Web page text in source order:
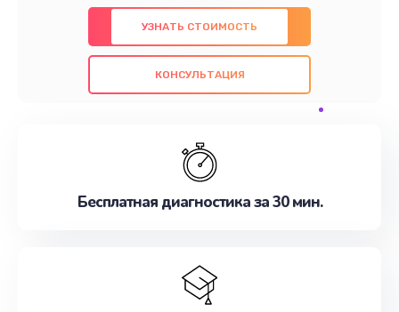
предлагаем быстрый и качественный ремонт с
использованием оригинальных компонентов, а
также гарантируем качество всех
проведенных работ. Наша цель - предоставить
наилучшим образом. Не медлите записаться на
УЗНАТЬ СТОИМОСТЬ
КОНСУЛЬТАЦИЯ
Бесплатная диагностика за 30 мин.